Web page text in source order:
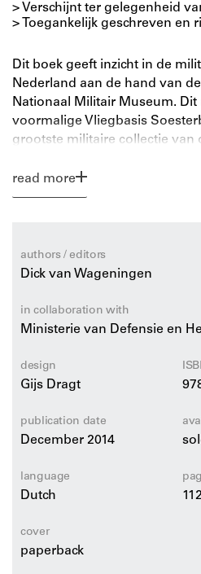
> Verschijnt ter gelegenheid
> Toegankelijk geschreven en
Dit boek geeft inzicht in de
Nederland aan de hand van
Nationaal Militair Museum.
voormalige Vliegbasis
grootste militaire collectie van
is een virtuele rondgang door
museum en besteedt
Het volgt de thematische
biedt een toegankelijk
straaljagers.
read more
authors / editors
Dick van Wageningen
in collaboration with
Ministerie van Defensie en
design
Gijs Dragt
publication date
December 2014
language
Dutch
cover
paperback